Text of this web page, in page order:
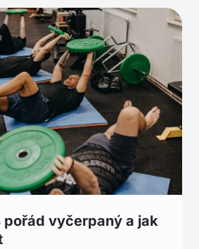
pořád vyčerpaný a jak